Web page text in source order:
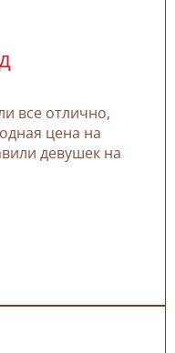
все отлично,
цена на
девушек на